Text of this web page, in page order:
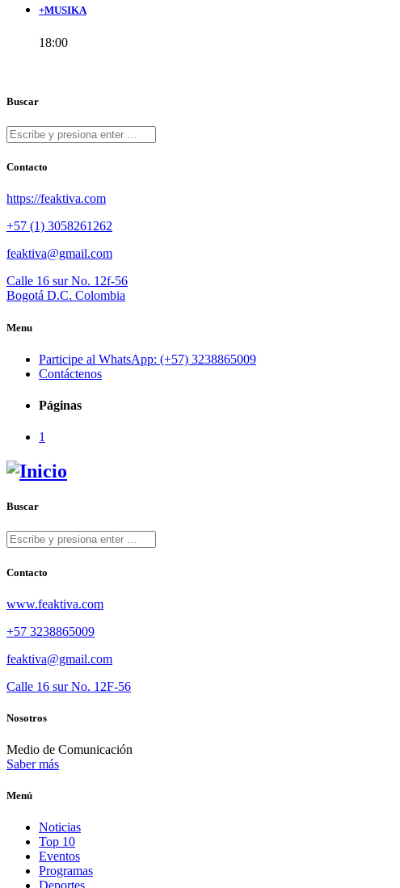
+MUSIKA
18:00
Buscar
Contacto
https://feaktiva.com
+57 (1) 3058261262
feaktiva@gmail.com
Calle 16 sur No. 12f-56
Bogotá D.C. Colombia
Menu
Participe al WhatsApp: (+57) 3238865009
Contáctenos
Páginas
1
Buscar
Contacto
www.feaktiva.com
+57 3238865009
feaktiva@gmail.com
Calle 16 sur No. 12F-56
Nosotros
Medio de Comunicación
Saber más
Menú
Noticias
Top 10
Eventos
Programas